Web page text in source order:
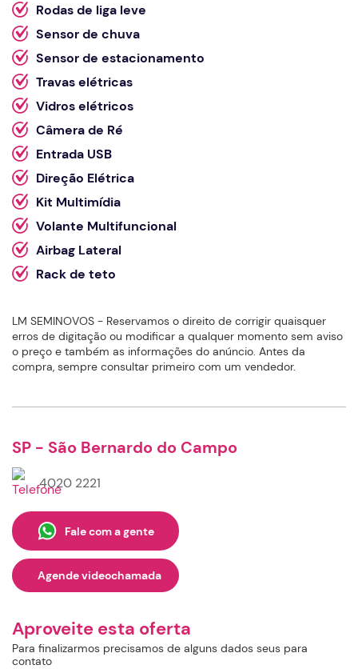
Rodas de liga leve
Sensor de chuva
Sensor de estacionamento
Travas elétricas
Vidros elétricos
Câmera de Ré
Entrada USB
Direção Elétrica
Kit Multimídia
Volante Multifuncional
Airbag Lateral
Rack de teto
LM SEMINOVOS - Reservamos o direito de corrigir quaisquer
erros de digitação ou modificar a qualquer momento sem aviso
o preço e também as informações do anúncio. Antes da
compra, sempre consultar primeiro com um vendedor.
SP - São Bernardo do Campo
4020 2221
Fale com a gente
Agende videochamada
Aproveite esta oferta
Para finalizarmos precisamos de alguns dados seus para
contato